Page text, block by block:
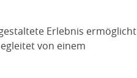
Erlebnis ermöglicht
von einem